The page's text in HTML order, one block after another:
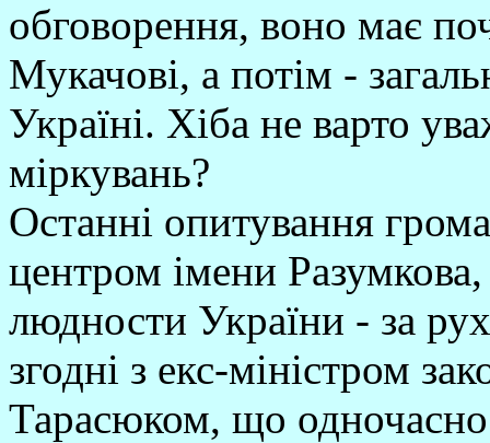
обговорення, воно має
Мукачові, а потім -
Україні. Хіба не варто
міркувань?
Останні опитування
центром імени
людности України - за
згодні з екс-міністром
Тарасюком, що